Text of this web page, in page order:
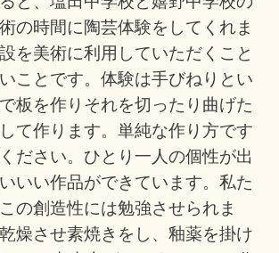
の時間に陶芸体験をしてくれま
を美術に利用していただくこと
ことです。体験は手びねりとい
板を作りそれを切ったり曲げた
て作ります。単純な作り方です
ださい。ひとり一人の個性が出
いい作品ができています。私た
の創造性には勉強させられま
燥させ素焼きをし、釉薬を掛け